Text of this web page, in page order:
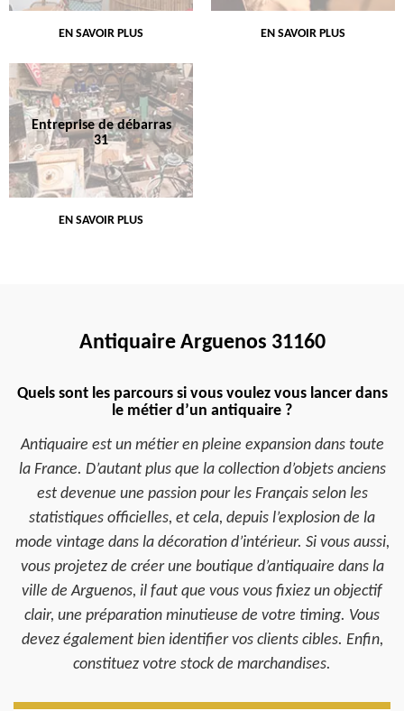
EN SAVOIR PLUS EN SAVOIR PLUS
Entreprise de débarras
31
EN SAVOIR PLUS
Antiquaire Arguenos 31160
Quels sont les parcours si vous voulez vous lancer dans
le métier d’un antiquaire ?
Antiquaire est un métier en pleine expansion dans toute
la France. D’autant plus que la collection d’objets anciens
est devenue une passion pour les Français selon les
statistiques officielles, et cela, depuis l’explosion de la
mode vintage dans la décoration d’intérieur. Si vous aussi,
vous projetez de créer une boutique d’antiquaire dans la
ville de Arguenos, il faut que vous vous fixiez un objectif
clair, une préparation minutieuse de votre timing. Vous
devez également bien identifier vos clients cibles. Enfin,
constituez votre stock de marchandises.